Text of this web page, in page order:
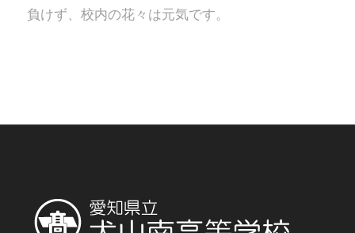
負けず、校内の花々は元気です。